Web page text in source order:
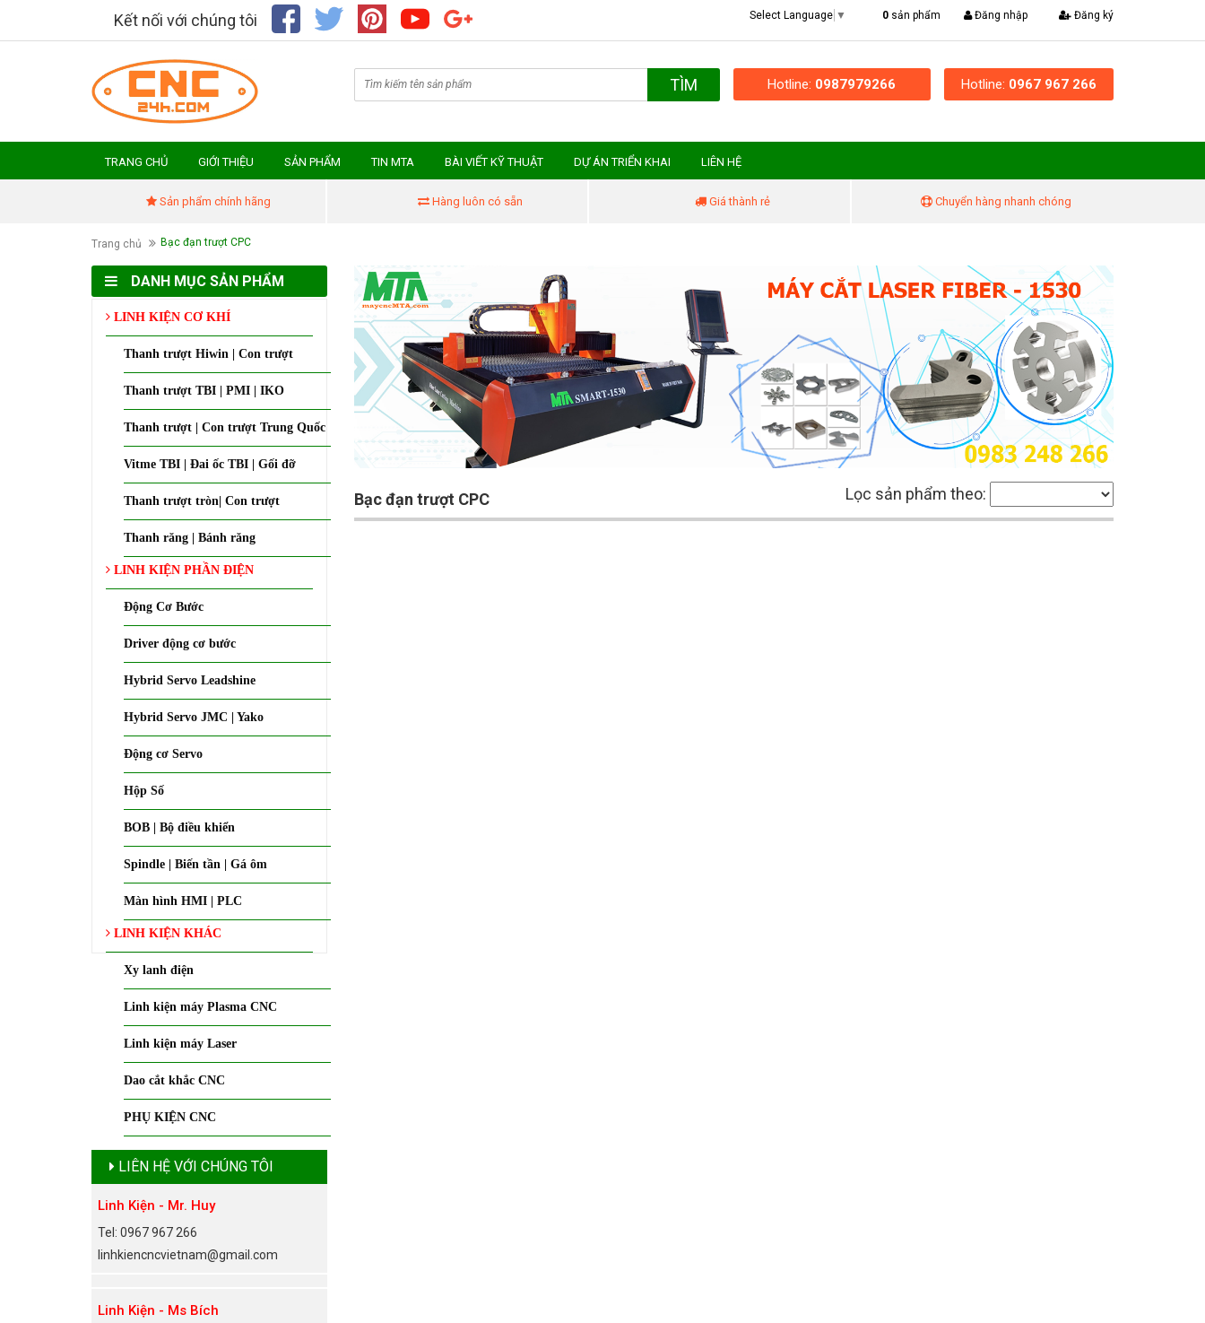
Kết nối với chúng tôi Select Language ▼ 0 sản phẩm Đăng nhập Đăng ký
TÌM Hotline: 0987979266 Hotline: 0967 967 266
TRANG CHỦ GIỚI THIỆU SẢN PHẨM TIN MTA BÀI VIẾT KỸ THUẬT DỰ ÁN TRIỂN KHAI LIÊN HỆ
Sản phẩm chính hãng Hàng luôn có sẵn Giá thành rẻ Chuyển hàng nhanh chóng
Trang chủ Bạc đạn trượt CPC
DANH MỤC SẢN PHẨM
LINH KIỆN CƠ KHÍ
Thanh trượt Hiwin | Con trượt
Thanh trượt TBI | PMI | IKO
Thanh trượt | Con trượt Trung Quốc
Vitme TBI | Đai ốc TBI | Gối đỡ
Thanh trượt tròn| Con trượt
Thanh răng | Bánh răng
LINH KIỆN PHẦN ĐIỆN
Động Cơ Bước
Driver động cơ bước
Hybrid Servo Leadshine
Hybrid Servo JMC | Yako
Động cơ Servo
Hộp Số
BOB | Bộ điều khiển
Spindle | Biến tần | Gá ôm
Màn hình HMI | PLC
LINH KIỆN KHÁC
Xy lanh điện
Linh kiện máy Plasma CNC
Linh kiện máy Laser
Dao cắt khắc CNC
PHỤ KIỆN CNC
LIÊN HỆ VỚI CHÚNG TÔI
Linh Kiện - Mr. Huy
Tel: 0967 967 266
linhkiencncvietnam@gmail.com
Linh Kiện - Ms Bích
Bạc đạn trượt CPC Lọc sản phẩm theo: